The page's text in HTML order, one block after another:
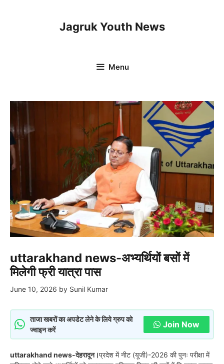
Jagruk Youth News
Menu
uttarakhand news-अभ्यर्थियों बसों में
मिलेगी फ्री यात्रा पास
June 10, 2026 by Sunil Kumar
ताजा खबरों का अपडेट लेने के लिये ग्रुप को
ज्वाइन करें
Join Now
uttarakhand news-देहरादून।प्रदेश में नीट (यूजी)-2026 की पुनः परीक्षा में